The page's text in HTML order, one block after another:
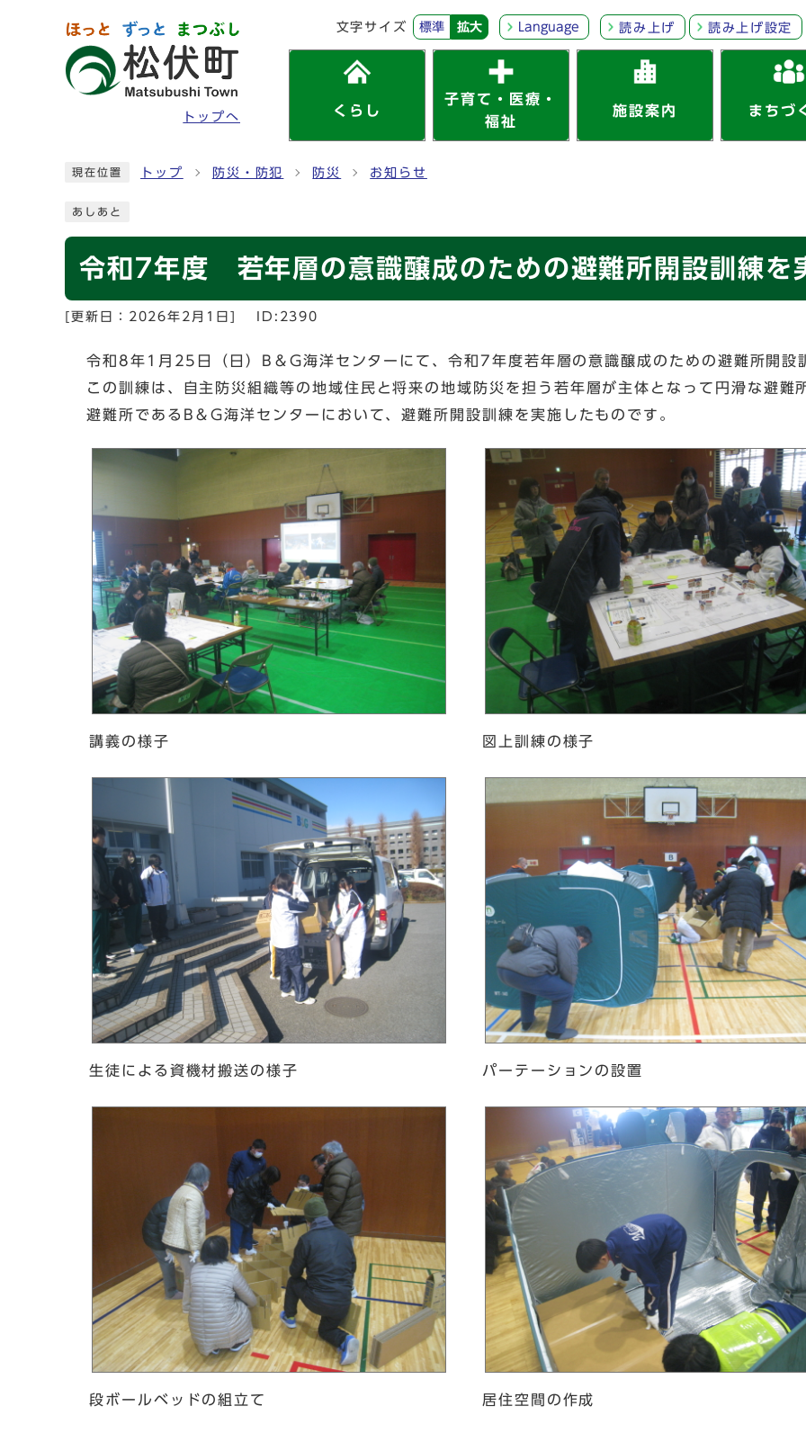
トップへ
文字サイズ 標準 拡大 Language 読み上げ 読み上げ設定
くらし
子育て・医療・
福祉
施設案内 まちづ
現在位置 トップ 防災・防犯 防災 お知らせ
あしあと
令和7年度 若年層の意識醸成のための避難所開設訓練を
[更新日： 2026年2月1日 ID:2390
令和8年1月25日（日）B＆G海洋センターにて、令和7年度若年層の意識醸成のための避難所開設
この訓練は、自主防災組織等の地域住民と将来の地域防災を担う若年層が主体となって円滑な避
避難所であるB＆G海洋センターにおいて、避難所開設訓練を実施したものです。
講義の様子 図上訓練の様子
生徒による資機材搬送の様子 パーテーションの設置
段ボールベッドの組立て 居住空間の作成